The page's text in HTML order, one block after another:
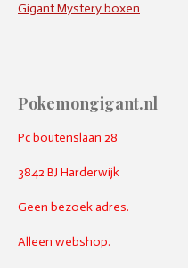
Gigant Mystery boxen
Pokemongigant.nl
Pc boutenslaan 28
3842 BJ Harderwijk
Geen bezoek adres.
Alleen webshop.